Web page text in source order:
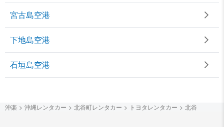
宮古島空港
下地島空港
石垣島空港
沖楽 沖縄レンタカー 北谷町レンタカー トヨタレンタカー 北谷